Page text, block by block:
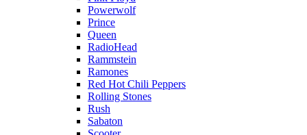
Powerwolf
Prince
Queen
RadioHead
Rammstein
Ramones
Red Hot Chili Peppers
Rolling Stones
Rush
Sabaton